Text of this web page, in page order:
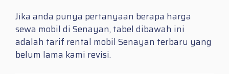
Jika anda punya pertanyaan berapa harga
sewa mobil di Senayan, tabel dibawah ini
adalah tarif rental mobil Senayan terbaru yang
belum lama kami revisi.